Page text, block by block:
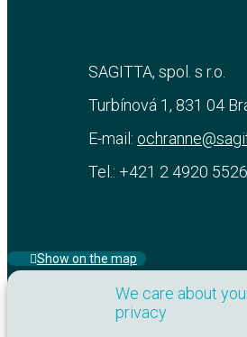
We care about
privacy
SAGITTA, spol. s r.o.
Turbínová 1, 831 04
E-mail:
Tel.: +421 2 4920 5526
Show on the map